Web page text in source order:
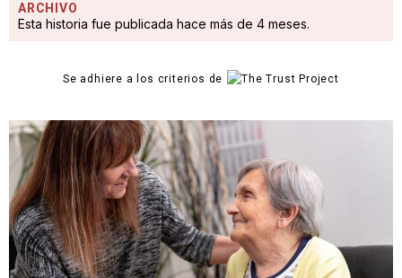
ARCHIVO
Esta historia fue publicada hace más de 4 meses.
Se adhiere a los criterios de